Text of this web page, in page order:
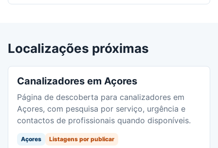
Localizações próximas
Canalizadores em Açores
Página de descoberta para canalizadores em
Açores, com pesquisa por serviço, urgência e
contactos de profissionais quando disponíveis.
Açores Listagens por publicar